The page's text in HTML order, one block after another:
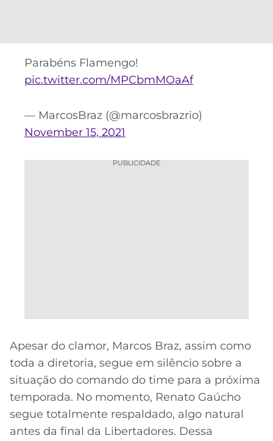
ATLÉTICO
CRUZEIRO
LALIGA
Parabéns Flamengo!
pic.twitter.com/MPCbmMOaAf
— MarcosBraz (@marcosbrazrio)
November 15, 2021
PUBLICIDADE
Apesar do clamor, Marcos Braz, assim como
toda a diretoria, segue em silêncio sobre a
situação do comando do time para a próxima
temporada. No momento, Renato Gaúcho
segue totalmente respaldado, algo natural
antes da final da Libertadores. Dessa